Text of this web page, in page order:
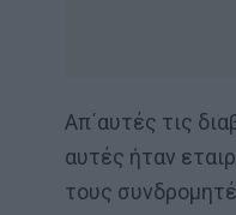
Απ΄αυτές τις
αυτές ήταν
τους